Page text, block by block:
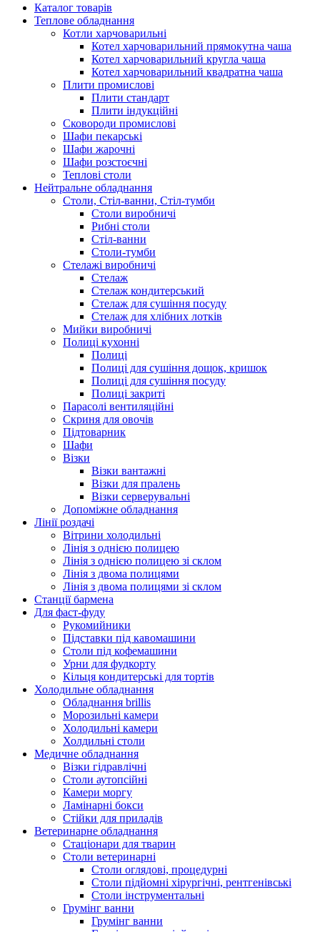
Каталог товарів
Теплове обладнання
Котли харчоварильні
Котел харчоварильний прямокутна чаша
Котел харчоварильний кругла чаша
Котел харчоварильний квадратна чаша
Плити промислові
Плити стандарт
Плити індукційні
Сковороди промислові
Шафи пекарські
Шафи жарочні
Шафи розстоєчні
Теплові столи
Нейтральне обладнання
Столи, Стіл-ванни, Стіл-тумби
Столи виробничі
Рибні столи
Стіл-ванни
Столи-тумби
Стелажі виробничі
Стелаж
Стелаж кондитерський
Стелаж для сушіння посуду
Стелаж для хлібних лотків
Мийки виробничі
Полиці кухонні
Полиці
Полиці для сушіння дощок, кришок
Полиці для сушіння посуду
Полиці закриті
Парасолі вентиляційні
Скриня для овочів
Підтоварник
Шафи
Візки
Візки вантажні
Візки для пралень
Візки серверувальні
Допоміжне обладнання
Лінії роздачі
Вітрини холодильні
Лінія з однією полицею
Лінія з однією полицею зі склом
Лінія з двома полицями
Лінія з двома полицями зі склом
Станції бармена
Для фаст-фуду
Рукомийники
Підставки під кавомашини
Столи під кофемашини
Урни для фудкорту
Кільця кондитерські для тортів
Холодильне обладнання
Обладнання brillis
Морозильні камери
Холодильні камери
Холдильні столи
Медичне обладнання
Візки гідравлічні
Столи аутопсійні
Камери моргу
Ламінарні бокси
Стійки для приладів
Ветеринарне обладнання
Стаціонари для тварин
Столи ветеринарні
Столи оглядові, процедурні
Столи підйомні хірургічні, рентгенівські
Столи інструментальні
Грумінг ванни
Грумінг ванни